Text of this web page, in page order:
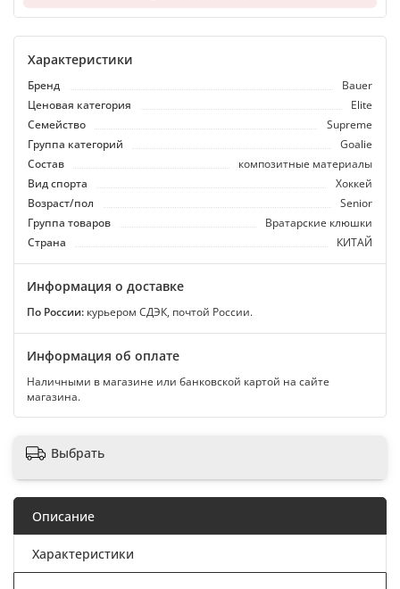
Характеристики
Бренд
Bauer
Ценовая категория
Elite
Семейство
Supreme
Группа категорий
Goalie
Состав
композитные материалы
Вид спорта
Хоккей
Возраст/пол
Senior
Группа товаров
Вратарские клюшки
Страна
КИТАЙ
Информация о доставке
По России: курьером СДЭК, почтой России.
Информация об оплате
Наличными в магазине или банковской картой на сайте
магазина.
Выбрать
Описание
Характеристики